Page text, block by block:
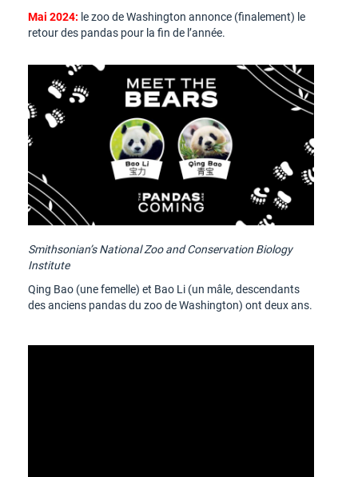
Mai 2024: le zoo de Washington annonce (finalement) le
retour des pandas pour la fin de l’année.
Smithsonian’s National Zoo and Conservation Biology
Institute
Qing Bao (une femelle) et Bao Li (un mâle, descendants
des anciens pandas du zoo de Washington) ont deux ans.